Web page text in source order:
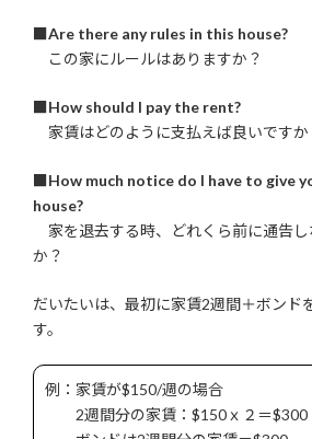
■Are there any rules in this house?
この家にルールはありますか？
■How should I pay the rent?
家賃はどのように支払えば良いですか
■How much notice do I have to give
house?
家を退去する時、どれくら前に通告
か？
だいたいは、最初に家賃2週間＋ボンド
す。
例：家賃が$150/週の場合
2週間分の家賃：$150ｘ２＝$300